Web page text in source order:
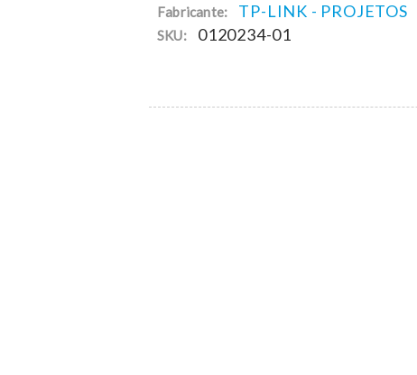
Fabricante: TP-LINK - PROJETOS
SKU: 0120234-01